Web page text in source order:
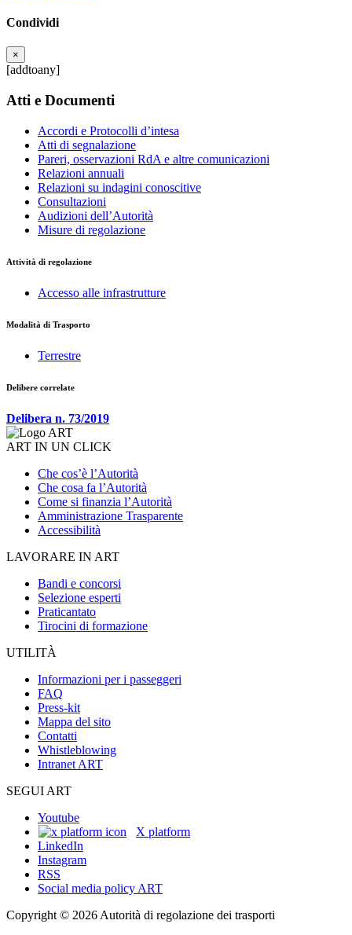
Condividi
×
[addtoany]
Atti e Documenti
Accordi e Protocolli d’intesa
Atti di segnalazione
Pareri, osservazioni RdA e altre comunicazioni
Relazioni annuali
Relazioni su indagini conoscitive
Consultazioni
Audizioni dell’Autorità
Misure di regolazione
Attività di regolazione
Accesso alle infrastrutture
Modalità di Trasporto
Terrestre
Delibere correlate
Delibera n. 73/2019
ART IN UN CLICK
Che cos’è l’Autorità
Che cosa fa l’Autorità
Come si finanzia l’Autorità
Amministrazione Trasparente
Accessibilità
LAVORARE IN ART
Bandi e concorsi
Selezione esperti
Praticantato
Tirocini di formazione
UTILITÀ
Informazioni per i passeggeri
FAQ
Press-kit
Mappa del sito
Contatti
Whistleblowing
Intranet ART
SEGUI ART
Youtube
X platform
LinkedIn
Instagram
RSS
Social media policy ART
Copyright © 2026 Autorità di regolazione dei trasporti